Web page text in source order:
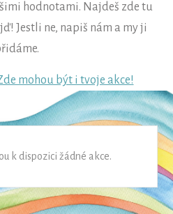
hodnotami. Najdeš zde tu
Jestli ne, napiš nám a my ji
mohou být i tvoje akce!
k dispozici žádné akce.